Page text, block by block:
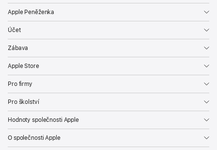
Apple Peněženka
Účet
Zábava
Apple Store
Pro firmy
Pro školství
Hodnoty společnosti Apple
O společnosti Apple